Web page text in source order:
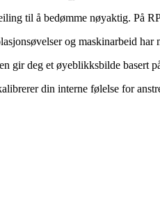
til å bedømme nøyaktig. På
og maskinarbeid
deg et øyeblikksbilde basert
din interne følelse for